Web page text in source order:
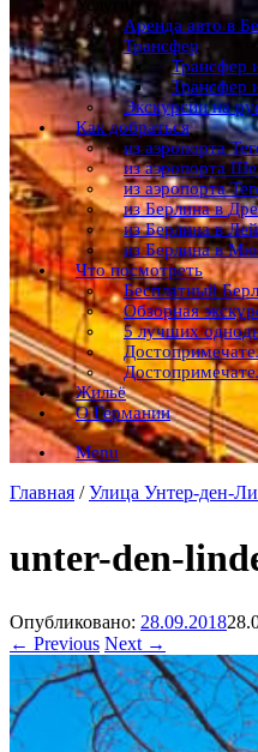
Услуги
Аренда авто в
Трансфер
Трансфер
Трансфер
Экскурсии на
Как добраться
из аэропорта
из аэропорта
из аэропорта
из Берлина в
из Берлина в
из Берлина в
Что посмотреть
Бесплатный
Обзорная
5 лучших
Жильё
О Германии
Menu
Главная /Улица Унтер-ден-
unter-den-
Опубликовано: 28.09.2018
← Previous Next →